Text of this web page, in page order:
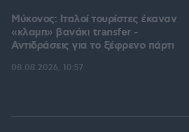
Μύκονος: Ιταλοί τουρίστες έκαναν
«κλαμπ» βανάκι transfer -
Αντιδράσεις για το ξέφρενο πάρτι
08.08.2026, 10:57